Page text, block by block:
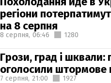
регіони
на 8 серпня
8 серпня, 06:46 1280
Грози, град і шквали:
оголосили штормове
7 серпня, 21:00 1927